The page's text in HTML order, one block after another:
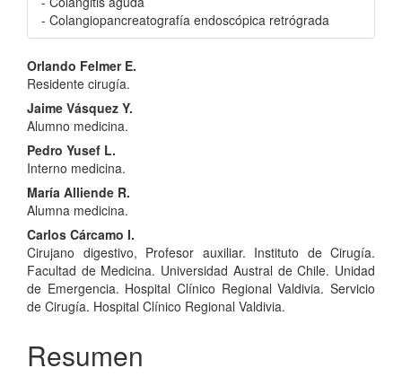
- Colangiopancreatografía endoscópica retrógrada
Contenido
principal
del
artículo
Orlando Felmer E.
Residente cirugía.
Jaime Vásquez Y.
Alumno medicina.
Pedro Yusef L.
Interno medicina.
María Alliende R.
Alumna medicina.
Carlos Cárcamo I.
Cirujano digestivo, Profesor auxiliar. Instituto de Cirugía.
Facultad de Medicina. Universidad Austral de Chile. Unidad
de Emergencia. Hospital Clínico Regional Valdivia. Servicio
de Cirugía. Hospital Clínico Regional Valdivia.
Resumen